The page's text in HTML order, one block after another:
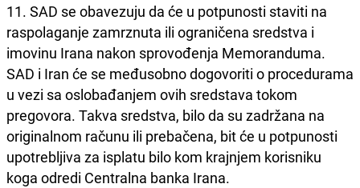
11. SAD se obavezuju da će u potpunosti staviti na
raspolaganje zamrznuta ili ograničena sredstva i
imovinu Irana nakon sprovođenja Memoranduma.
SAD i Iran će se međusobno dogovoriti o procedurama
u vezi sa oslobađanjem ovih sredstava tokom
pregovora. Takva sredstva, bilo da su zadržana na
originalnom računu ili prebačena, bit će u potpunosti
upotrebljiva za isplatu bilo kom krajnjem korisniku
koga odredi Centralna banka Irana.